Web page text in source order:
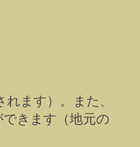
ます）。また、
きます（地元の